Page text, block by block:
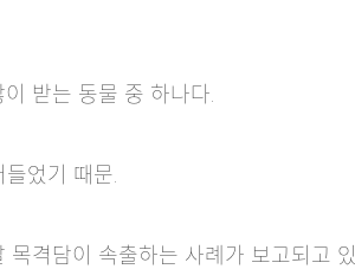
받는 동물 중 하나다.
었기 때문.
목격담이 속출하는 사례가 보고되고 있